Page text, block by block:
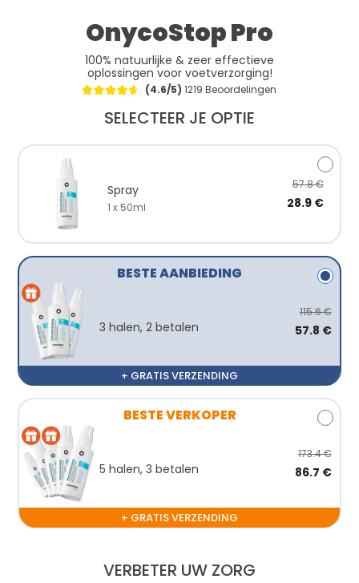
OnycoStop Pro
100% natuurlijke & zeer effectieve
oplossingen voor voetverzorging!
(4.6/5) 1219 Beoordelingen
SELECTEER JE OPTIE
Spray
1 x 50ml
57.8 €
28.9 €
BESTE AANBIEDING
3 halen, 2 betalen
115.6 €
57.8 €
+ GRATIS VERZENDING
BESTE VERKOPER
5 halen, 3 betalen
173.4 €
86.7 €
+ GRATIS VERZENDING
VERBETER UW ZORG